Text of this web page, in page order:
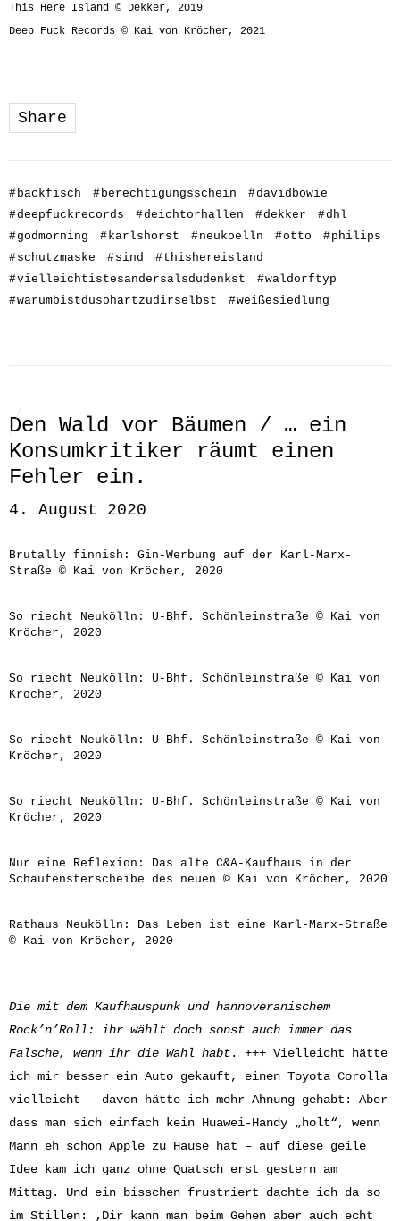
This Here Island © Dekker, 2019
Deep Fuck Records © Kai von Kröcher, 2021
Share
#backfisch #berechtigungsschein #davidbowie
#deepfuckrecords #deichtorhallen #dekker #dhl
#godmorning #karlshorst #neukoelln #otto #philips
#schutzmaske #sind #thishereisland
#vielleichtistesandersalsdudenkst #waldorftyp
#warumbistdusohartzudirselbst #weißesiedlung
Den Wald vor Bäumen / … ein
Konsumkritiker räumt einen
Fehler ein.
4. August 2020
Brutally finnish: Gin-Werbung auf der Karl-Marx-
Straße © Kai von Kröcher, 2020
So riecht Neukölln: U-Bhf. Schönleinstraße © Kai von
Kröcher, 2020
So riecht Neukölln: U-Bhf. Schönleinstraße © Kai von
Kröcher, 2020
So riecht Neukölln: U-Bhf. Schönleinstraße © Kai von
Kröcher, 2020
So riecht Neukölln: U-Bhf. Schönleinstraße © Kai von
Kröcher, 2020
Nur eine Reflexion: Das alte C&A-Kaufhaus in der
Schaufensterscheibe des neuen © Kai von Kröcher, 2020
Rathaus Neukölln: Das Leben ist eine Karl-Marx-Straße
© Kai von Kröcher, 2020
Die mit dem Kaufhauspunk und hannoveranischem
Rock’n’Roll: ihr wählt doch sonst auch immer das
Falsche, wenn ihr die Wahl habt. +++ Vielleicht hätte
ich mir besser ein Auto gekauft, einen Toyota Corolla
vielleicht – davon hätte ich mehr Ahnung gehabt: Aber
dass man sich einfach kein Huawei-Handy „holt“, wenn
Mann eh schon Apple zu Hause hat – auf diese geile
Idee kam ich ganz ohne Quatsch erst gestern am
Mittag. Und ein bisschen frustriert dachte ich da so
im Stillen: ‚Dir kann man beim Gehen aber auch echt